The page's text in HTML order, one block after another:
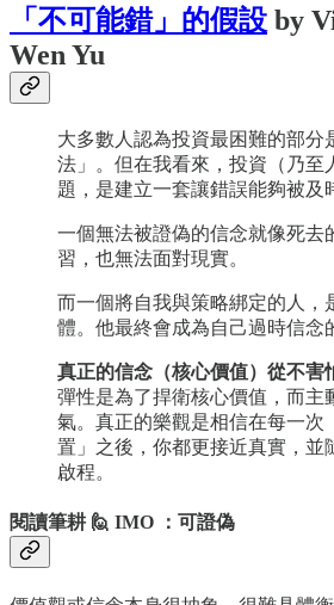
「不可能錯」的假設 by
Wen Yu
大多數人認為投資最困難的部分
法」。但在我看來，投資（乃至
題，是建立一套讓錯誤能夠被及
一個無法被證偽的信念就像死去
習，也無法面對現實。
而一個將自我與策略綁定的人，
體。他最終會成為自己過時信念
真正的信念（核心價值）從不害
彈性是為了捍衛核心價值，而主
氣。真正的樂觀是相信在每一次
置」之後，你都更接近真實，並
啟程。
閱讀筆耕 🙋 IMO ：可證偽